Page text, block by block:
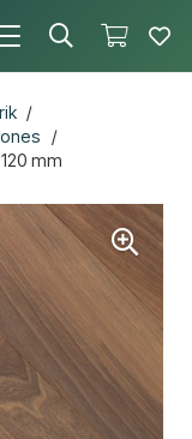
/
/
mm